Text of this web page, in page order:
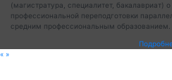
(магистратура, специалитет, бакалавриат)
профессиональной переподготовки
средним профессиональным образованием.
« »